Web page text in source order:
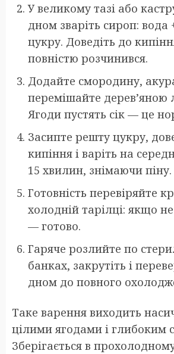
У великому тазі або
дном зваріть сироп: вода
цукру. Доведіть до
повністю розчинився.
Додайте смородину,
перемішайте дерев’яною
Ягоди пустять сік — це
Засипте решту цукру,
кипіння і варіть на
15 хвилин, знімаючи піну.
Готовність перевіряйте
холодній тарілці: якщо не
— готово.
Гаряче розлийте по
банках, закрутіть і
дном до повного
Таке варення виходить
цілими ягодами і глибоким
Зберігається в